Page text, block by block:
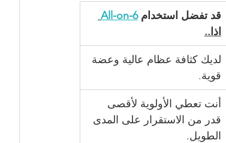
قد تفضل استخدام All-on-6
اذا..
لديك كثافة عظام عالية وعضة
قوية.
أنت تعطي الأولوية لأقصى
قدر من الاستقرار على المدى
الطويل.